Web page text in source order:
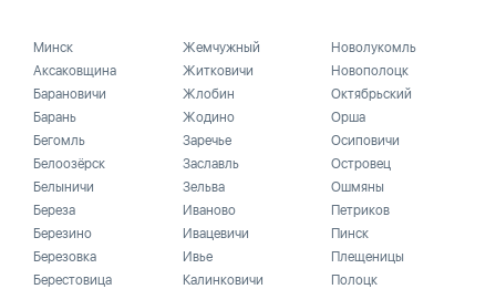
Минск
Аксаковщина
Барановичи
Барань
Бегомль
Белоозёрск
Белыничи
Береза
Березино
Березовка
Берестовица
Жемчужный
Житковичи
Жлобин
Жодино
Заречье
Заславль
Зельва
Иваново
Ивацевичи
Ивье
Калинковичи
Новолукомль
Новополоцк
Октябрьский
Орша
Осиповичи
Островец
Ошмяны
Петриков
Пинск
Плещеницы
Полоцк